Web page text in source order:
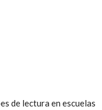
de lectura en escuelas